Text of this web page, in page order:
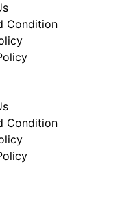
Condition
Condition